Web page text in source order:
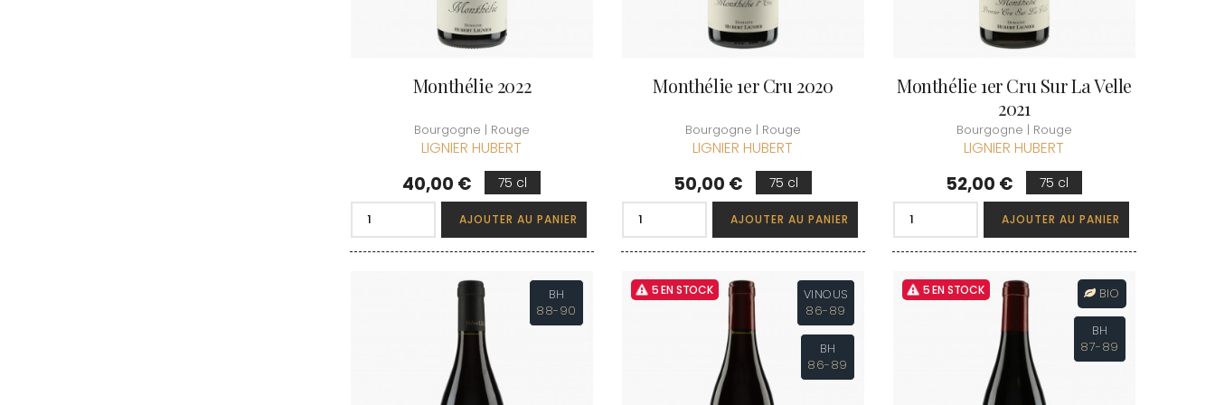
Monthélie 2022
Bourgogne | Rouge
LIGNIER HUBERT
Prix
40,00 € 75 cl
AJOUTER AU PANIER
Monthélie 1er Cru 2020
Bourgogne | Rouge
LIGNIER HUBERT
Prix
50,00 € 75 cl
AJOUTER AU PANIER
Monthélie 1er Cru Sur La Velle
2021
Bourgogne | Rouge
LIGNIER HUBERT
Prix
52,00 € 75 cl
AJOUTER AU PANIER
BH
88-90
5 EN STOCK
VINOUS
86-89
BH
86-89
5 EN STOCK BIO
BH
87-89